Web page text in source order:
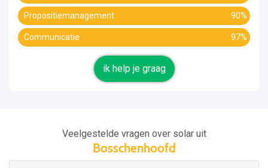
Propositiemanagement 90%
Communicatie 97%
ik help je graag
Veelgestelde vragen over solar uit
Bosschenhoofd